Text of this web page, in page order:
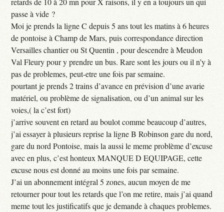
passe à vide ?
Moi je prends la ligne C depuis 5 ans tout les matins à 6 heures
de pontoise à Champ de Mars, puis correspondance direction
Versailles chantier ou St Quentin , pour descendre à Meudon
Val Fleury pour y prendre un bus. Rare sont les jours ou il n’y à
pas de problemes, peut-etre une fois par semaine.
pourtant je prends 2 trains d’avance en prévision d’une avarie
matériel, ou problème de signalisation, ou d’un animal sur les
voies,( la c’est fort)
j’arrive souvent en retard au boulot comme beaucoup d’autres,
j’ai essayer à plusieurs reprise la ligne B Robinson gare du nord,
gare du nord Pontoise, mais la aussi le meme problème d’excuse
avec en plus, c’est honteux MANQUE D EQUIPAGE, cette
excuse nous est donné au moins une fois par semaine.
J’ai un abonnement intégral 5 zones, aucun moyen de me
retourner pour tout les retards que l’on me retire, mais j’ai quand
meme tout les justificatifs que je demande à chaques problemes.